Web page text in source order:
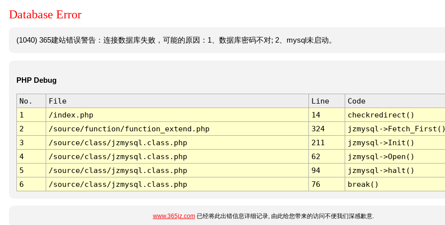
Database Error
(1040) 365建站错误警告：连接数据库失败，可能的原因：1、数据库密码不对; 2、mysql未启动。
PHP Debug
No. File Line
Code
1
/index.php 14
checkredirect()
2
/source/function/function_extend.php 324
jzmysql-
3
/source/class/jzmysql.class.php 211
jzmysql->Init()
4
/source/class/jzmysql.class.php 62
jzmysql->Open()
5
/source/class/jzmysql.class.php 94
jzmysql->halt()
6
/source/class/jzmysql.class.php 76 break()
www.365jz.com已经将此出错信息详细记录, 由此给您带来的访问不便我们深感歉意.